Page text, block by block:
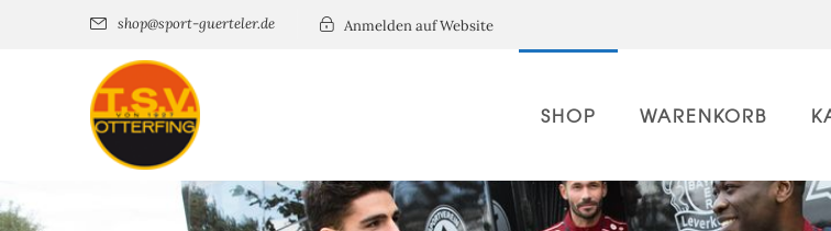
shop@sport-guerteler.de Anmelden auf Website
SHOP WARENKORB